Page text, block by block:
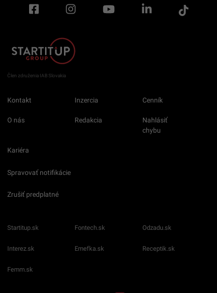
Člen združenia IAB Slovakia
Kontakt Inzercia Cenník
O nás Redakcia
Nahlásiť
chybu
Kariéra
Spravovať notifikácie
Zrušiť predplatné
Startitup.sk Fontech.sk Odzadu.sk
Interez.sk Emefka.sk Receptik.sk
Femm.sk